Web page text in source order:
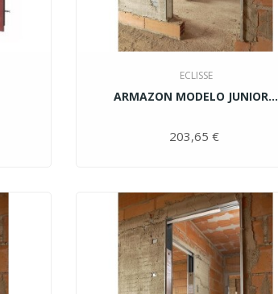
ECLISSE
ARMAZON MODELO JUNIOR...
203,65 €